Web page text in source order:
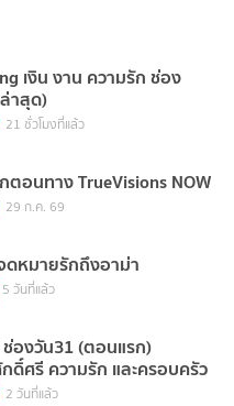
เงิน งาน ความรัก ช่อง
าสุด)
21 ชั่วโมงที่แล้ว
อนทาง TrueVisions NOW
29 ก.ค. 69
ดหมายรักถึงอาม่า
5 วันที่แล้ว
ช่องวัน31 (ตอนแรก)
ดิ์ศรี ความรัก และครอบครัว
2 วันที่แล้ว